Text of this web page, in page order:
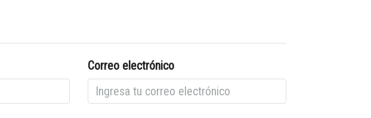
Correo electrónico